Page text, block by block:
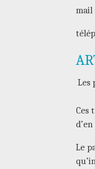
mail
Les
Ces
Le